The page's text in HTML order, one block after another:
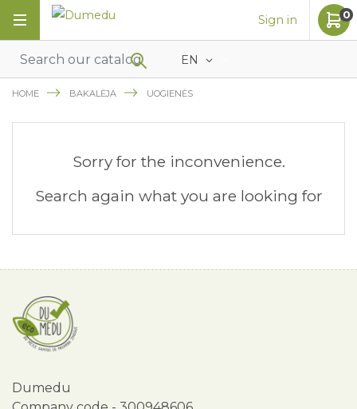
EN
Sign in 0
HOME BAKALĖJA UOGIENĖS
Sorry for the inconvenience.
Search again what you are looking for
Dumedu